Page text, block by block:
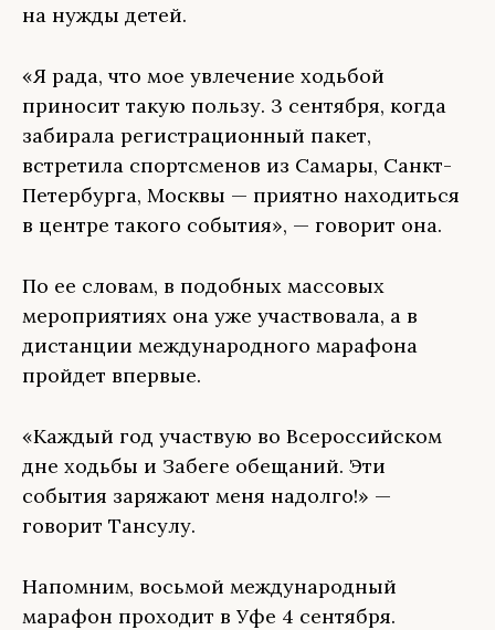
на нужды детей.
«Я рада, что мое увлечение ходьбой
приносит такую пользу. 3 сентября, когда
забирала регистрационный пакет,
встретила спортсменов из Самары, Санкт-
Петербурга, Москвы — приятно находиться
в центре такого события», — говорит она.
По ее словам, в подобных массовых
мероприятиях она уже участвовала, а в
дистанции международного марафона
пройдет впервые.
«Каждый год участвую во Всероссийском
дне ходьбы и Забеге обещаний. Эти
события заряжают меня надолго!» —
говорит Тансулу.
Напомним, восьмой международный
марафон проходит в Уфе 4 сентября.